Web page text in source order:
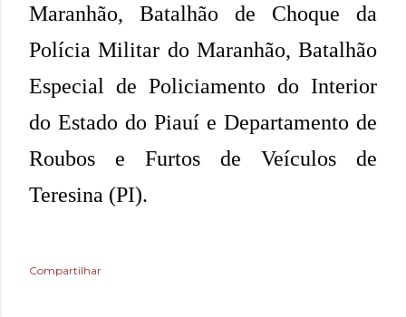
Maranhão, Batalhão de Choque da
Polícia Militar do Maranhão, Batalhão
Especial de Policiamento do Interior
do Estado do Piauí e Departamento de
Roubos e Furtos de Veículos de
Teresina (PI).
Compartilhar